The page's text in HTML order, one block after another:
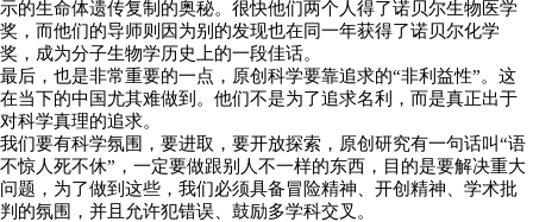
示的生命体遗传复制的奥秘。很快他们两个人得了诺贝尔生物医学
奖，而他们的导师则因为别的发现也在同一年获得了诺贝尔化学
奖，成为分子生物学历史上的一段佳话。
最后，也是非常重要的一点，原创科学要靠追求的“非利益性”。这
在当下的中国尤其难做到。他们不是为了追求名利，而是真正出于
对科学真理的追求。
我们要有科学氛围，要进取，要开放探索，原创研究有一句话叫“语
不惊人死不休”，一定要做跟别人不一样的东西，目的是要解决重大
问题，为了做到这些，我们必须具备冒险精神、开创精神、学术批
判的氛围，并且允许犯错误、鼓励多学科交叉。